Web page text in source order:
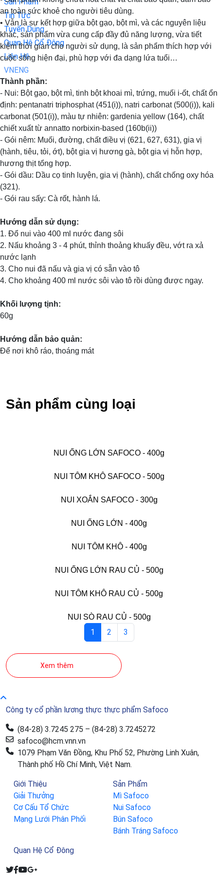
Tin Tức
Tuyển Dụng
Quan Hệ Cổ Đông
Liên Hệ
VNENG
an toàn sức khoẻ cho người tiêu dùng.
• Vẫn là sự kết hợp giữa bột gạo, bột mì, và các nguyên liệu
khác, sản phẩm vừa cung cấp đầy đủ năng lượng, vừa tiết
kiệm thời gian cho người sử dụng, là sản phẩm thích hợp với
cuộc sống hiện đại, phù hợp với đa dạng lứa tuổi…
Thành phần:
- Nui: Bột gạo, bột mì, tinh bột khoai mì, trứng, muối i-ốt, chất ổn
định: pentanatri triphosphat (451(i)), natri carbonat (500(i)), kali
carbonat (501(i)), màu tự nhiên: gardenia yellow (164), chất
chiết xuất từ annatto norbixin-based (160b(ii))
- Gói nêm: Muối, đường, chất điều vị (621, 627, 631), gia vị
(hành, tiêu, tỏi, ớt), bột gia vị hương gà, bột gia vị hỗn hợp,
hương thịt tổng hợp.
- Gói dầu: Dầu cọ tinh luyện, gia vị (hành), chất chống oxy hóa
(321).
- Gói rau sấy: Cà rốt, hành lá.
Hướng dẫn sử dụng:
1. Đổ nui vào 400 ml nước đang sôi
2. Nấu khoảng 3 - 4 phút, thỉnh thoảng khuấy đều, vớt ra xả
nước lạnh
3. Cho nui đã nấu và gia vị có sẵn vào tô
4. Cho khoảng 400 ml nước sôi vào tô rồi dùng được ngay.
Khối lượng tịnh:
60g
Hướng dẫn bảo quản:
Để nơi khô ráo, thoáng mát
Sản phẩm cùng loại
NUI ỐNG LỚN SAFOCO - 400g
NUI TÔM KHÔ SAFOCO - 500g
NUI XOẮN SAFOCO - 300g
NUI ỐNG LỚN - 400g
NUI TÔM KHÔ - 400g
NUI ỐNG LỚN RAU CỦ - 500g
NUI TÔM KHÔ RAU CỦ - 500g
NUI SÒ RAU CỦ - 500g
1 2 3
Xem thêm
Công ty cổ phần lương thực thực phẩm Safoco
(84-28) 3.7245 275 – (84-28) 3.7245272
safoco@hcm.vnn.vn
1079 Phạm Văn Đồng, Khu Phố 52, Phường Linh Xuân,
Thành phố Hồ Chí Minh, Việt Nam.
Giới Thiệu
Giải Thưởng
Cơ Cấu Tổ Chức
Mạng Lưới Phân Phối
Sản Phẩm
Mì Safoco
Nui Safoco
Bún Safoco
Bánh Tráng Safoco
Quan Hệ Cổ Đông